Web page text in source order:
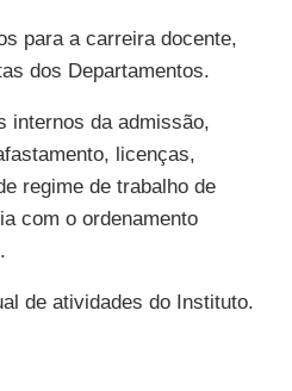
para a carreira docente,
dos Departamentos.
internos da admissão,
licenças,
regime de trabalho de
com o ordenamento
de atividades do Instituto.